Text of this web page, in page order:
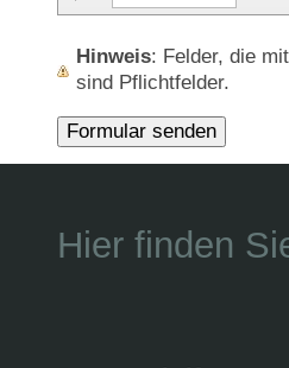
Hinweis : Felder, die mit
sind Pflichtfelder.
Hier finden